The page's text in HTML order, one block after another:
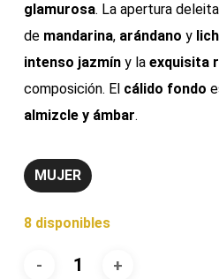
glamurosa. La apertura
de mandarina, arándano y
intenso jazmíny la exquisita
composición. El cálido fondo
almizcle y ámbar.
MUJER
8 disponibles